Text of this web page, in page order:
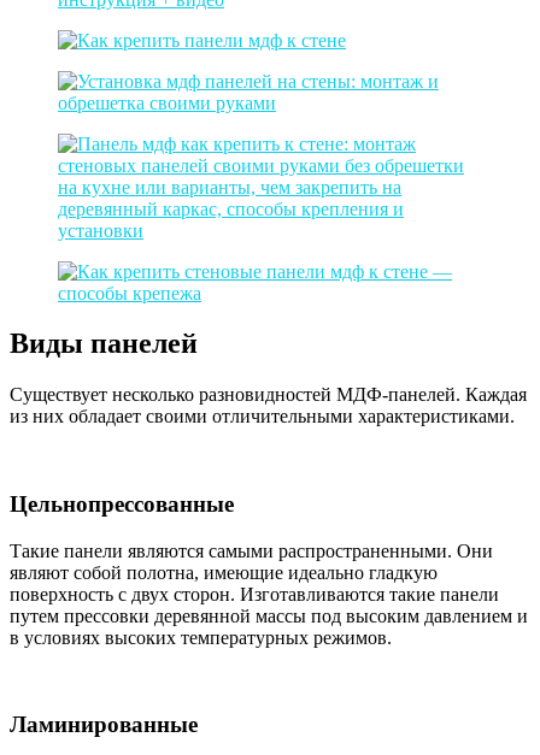
Виды панелей
Существует несколько разновидностей МДФ-панелей. Каждая
из них обладает своими отличительными характеристиками.
Цельнопрессованные
Такие панели являются самыми распространенными. Они
являют собой полотна, имеющие идеально гладкую
поверхность с двух сторон. Изготавливаются такие панели
путем прессовки деревянной массы под высоким давлением и
в условиях высоких температурных режимов.
Ламинированные